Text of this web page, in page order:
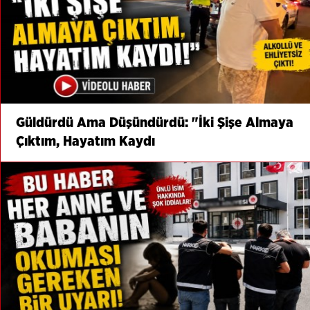
Güldürdü Ama Düşündürdü: "İki Şişe Almaya
Çıktım, Hayatım Kaydı